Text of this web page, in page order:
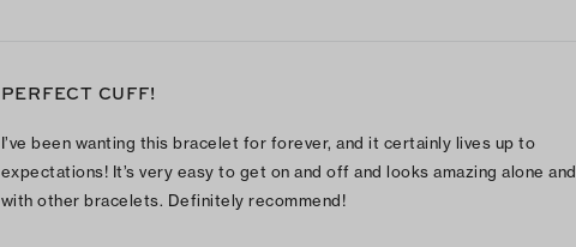
PERFECT CUFF!
I’ve been wanting this bracelet for forever, and it certainly lives up to
expectations! It’s very easy to get on and off and looks amazing alone and
with other bracelets. Definitely recommend!